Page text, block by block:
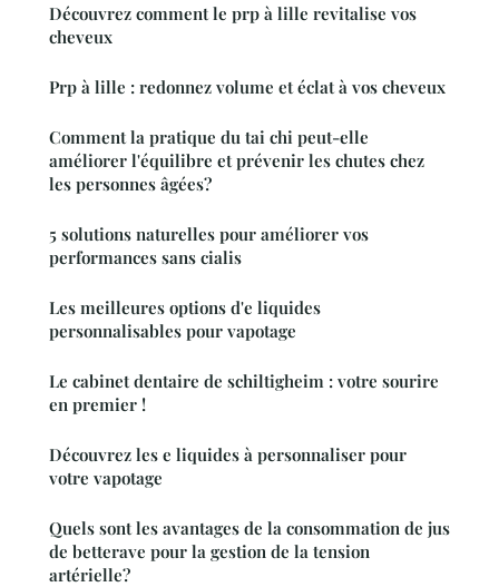
Découvrez comment le prp à lille revitalise vos
cheveux
Prp à lille : redonnez volume et éclat à vos cheveux
Comment la pratique du tai chi peut-elle
améliorer l'équilibre et prévenir les chutes chez
les personnes âgées?
5 solutions naturelles pour améliorer vos
performances sans cialis
Les meilleures options d'e liquides
personnalisables pour vapotage
Le cabinet dentaire de schiltigheim : votre sourire
en premier !
Découvrez les e liquides à personnaliser pour
votre vapotage
Quels sont les avantages de la consommation de jus
de betterave pour la gestion de la tension
artérielle?